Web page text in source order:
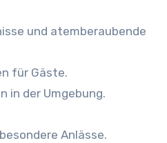
und atemberaubende
für Gäste.
in der Umgebung.
Anlässe.